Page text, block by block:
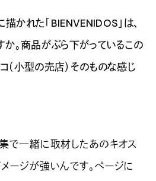
かれた「BIENVENIDOS」は、
か。商品がぶら下がっているこの
（小型の売店）そのものな感じ
集で一緒に取材したあのキオス
ージが強いんです。ページに